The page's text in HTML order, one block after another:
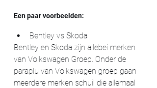
Een paar voorbeelden:
Bentley vs Skoda
Bentley en Skoda zijn allebei merken
van Volkswagen Groep. Onder de
paraplu van Volkswagen groep gaan
meerdere merken schuil die allemaal